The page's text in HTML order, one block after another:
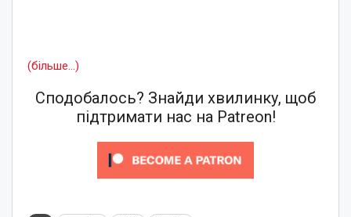
(більше…)
Сподобалось? Знайди хвилинку, щоб
підтримати нас на Patreon!